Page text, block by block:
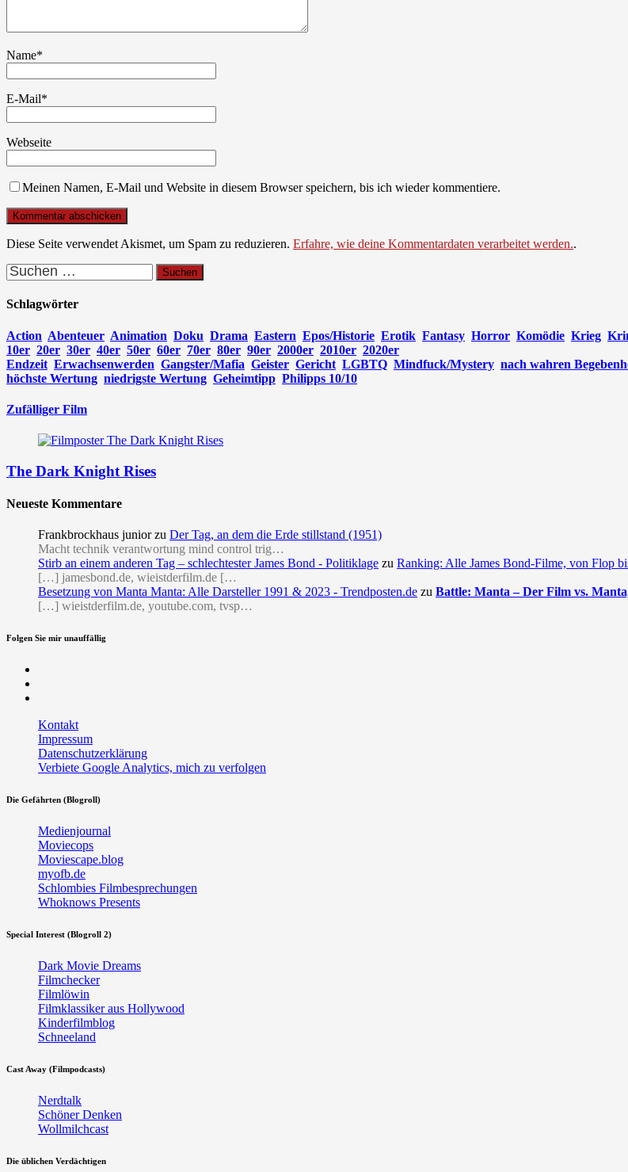
Name*
E-Mail*
Webseite
Meinen Namen, E-Mail und Website in diesem Browser speichern, bis ich wieder kommentiere.
Diese Seite verwendet Akismet, um Spam zu reduzieren. Erfahre, wie deine Kommentardaten verarbeitet werden..
Suchen
nach:
Schlagwörter
Action Abenteuer Animation Doku Drama Eastern Epos/Historie Erotik Fantasy Horror Komödie Krieg
10er 20er 30er 40er 50er 60er 70er 80er 90er 2000er 2010er 2020er
Endzeit Erwachsenwerden Gangster/Mafia Geister Gericht LGBTQ Mindfuck/Mystery nach wahren
höchste Wertung niedrigste Wertung Geheimtipp Philipps 10/10
Zufälliger Film
The Dark Knight Rises
Neueste Kommentare
Frankbrockhaus junior zu Der Tag, an dem die Erde stillstand (1951)
Macht technik verantwortung mind control trig…
Stirb an einem anderen Tag – schlechtester James Bond - Politiklage zu Ranking: Alle James Bond-Filme, von Flop
[…] jamesbond.de, wieistderfilm.de […
Besetzung von Manta Manta: Alle Darsteller 1991 & 2023 - Trendposten.de zu Battle: Manta – Der Film vs.
[…] wieistderfilm.de, youtube.com, tvsp…
Folgen Sie mir unauffällig
Kontakt
Impressum
Datenschutzerklärung
Verbiete Google Analytics, mich zu verfolgen
Die Gefährten (Blogroll)
Medienjournal
Moviecops
Moviescape.blog
myofb.de
Schlombies Filmbesprechungen
Whoknows Presents
Special Interest (Blogroll 2)
Dark Movie Dreams
Filmchecker
Filmlöwin
Filmklassiker aus Hollywood
Kinderfilmblog
Schneeland
Cast Away (Filmpodcasts)
Nerdtalk
Schöner Denken
Wollmilchcast
Die üblichen Verdächtigen